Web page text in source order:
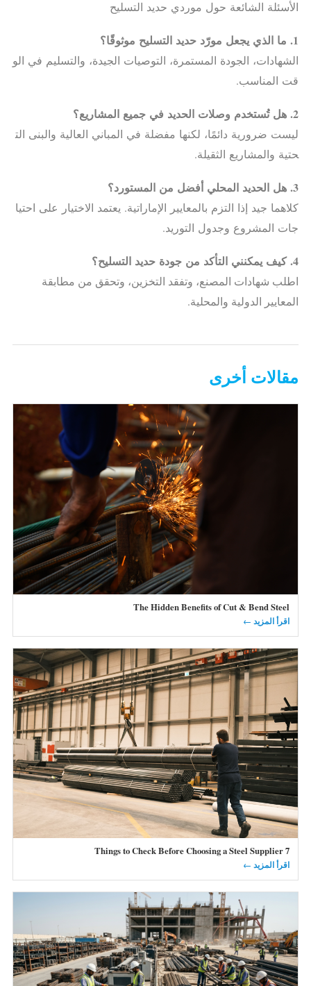
الأسئلة الشائعة حول موردي حديد التسليح
1. ما الذي يجعل مورّد حديد التسليح موثوقًا؟
الشهادات، الجودة المستمرة، التوصيات الجيدة، والتسليم في الو
قت المناسب.
2. هل تُستخدم وصلات الحديد في جميع المشاريع؟
ليست ضرورية دائمًا، لكنها مفضلة في المباني العالية والبنى الت
حتية والمشاريع الثقيلة.
3. هل الحديد المحلي أفضل من المستورد؟
كلاهما جيد إذا التزم بالمعايير الإماراتية. يعتمد الاختيار على احتيا
جات المشروع وجدول التوريد.
4. كيف يمكنني التأكد من جودة حديد التسليح؟
اطلب شهادات المصنع، وتفقد التخزين، وتحقق من مطابقة
المعايير الدولية والمحلية.
مقالات أخرى
The Hidden Benefits of Cut & Bend Steel
اقرأ المزيد ←
7 Things to Check Before Choosing a Steel Supplier
اقرأ المزيد ←